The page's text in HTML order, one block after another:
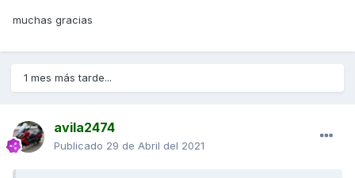
muchas gracias
1 mes más tarde...
avila2474
Publicado 29 de Abril del 2021